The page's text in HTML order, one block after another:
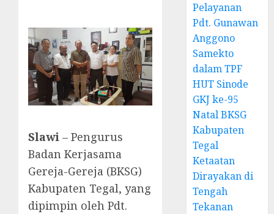
Slawi – Pengurus
Badan Kerjasama
Gereja-Gereja (BKSG)
Kabupaten Tegal, yang
dipimpin oleh Pdt.
Pelayanan
Pdt. Gunawan
Anggono
Samekto
dalam TPF
HUT Sinode
GKJ ke-95
Natal BKSG
Kabupaten
Tegal
Ketaatan
Dirayakan di
Tengah
Tekanan